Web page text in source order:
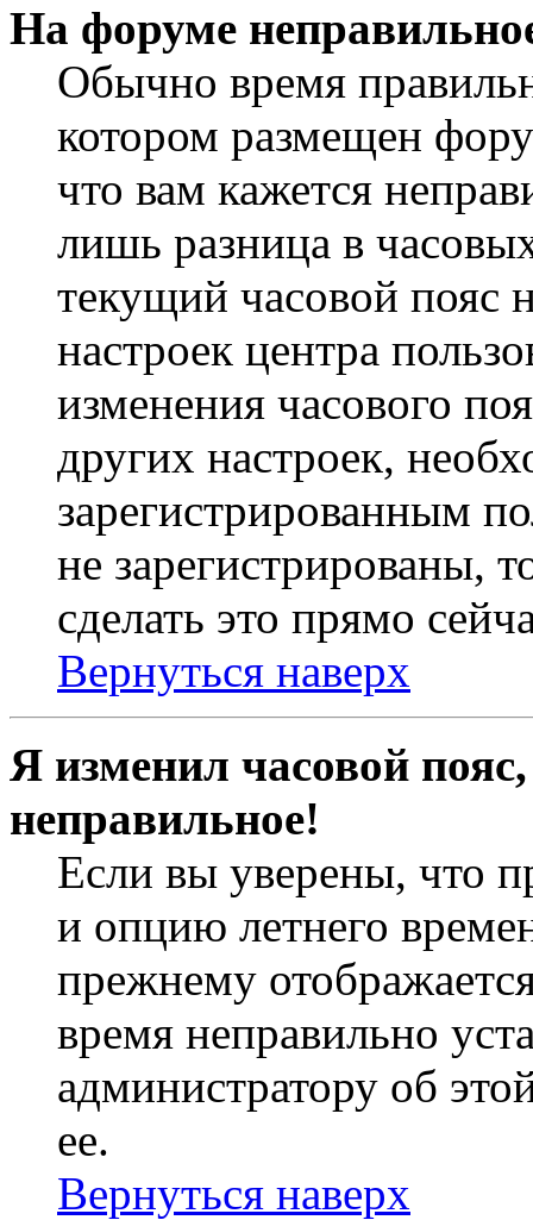
На форуме
Обычно время
котором размещен
что вам кажется
лишь разница в
текущий часовой пояс
настроек центра
изменения часового
других настроек,
зарегистрированным
не зарегистрированы,
сделать это прямо
Вернуться наверх
Я изменил часовой
неправильное!
Если вы уверены, что
и опцию летнего
прежнему
время неправильно
администратору об
ее.
Вернуться наверх